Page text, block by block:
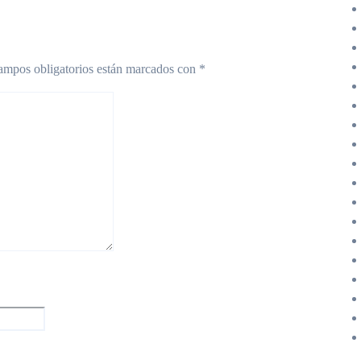
obligatorios están marcados con *